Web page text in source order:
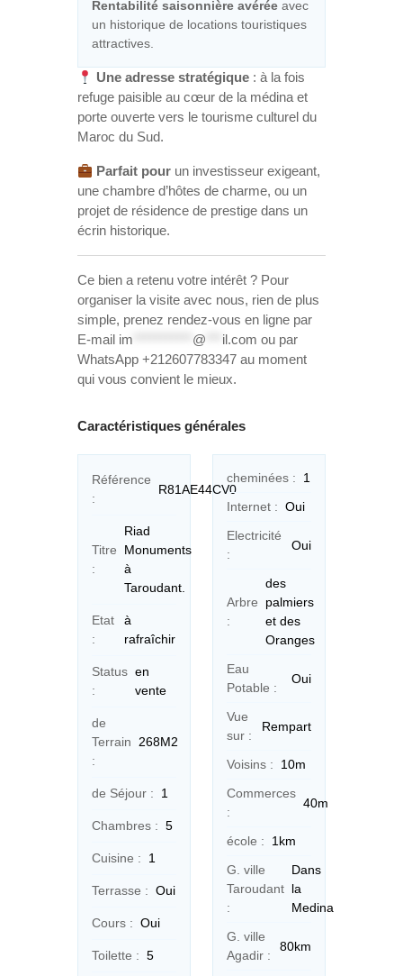
Rentabilité saisonnière avérée avec
un historique de locations touristiques
attractives.
Une adresse stratégique : à la fois
refuge paisible au cœur de la médina et
porte ouverte vers le tourisme culturel du
Maroc du Sud.
Parfait pour un investisseur exigeant,
une chambre d’hôtes de charme, ou un
projet de résidence de prestige dans un
écrin historique.
Ce bien a retenu votre intérêt ? Pour
organiser la visite avec nous, rien de plus
simple, prenez rendez-vous en ligne par
E-mail im @ il.com ou par
WhatsApp +212607783347 au moment
qui vous convient le mieux.
Caractéristiques générales
Référence
:
R81AE44CV0
Titre
:
Riad
Monuments
à
Taroudant.
Etat
:
à
rafraîchir
Status
:
en
vente
de
Terrain
:
268M2
de Séjour : 1
Chambres : 5
Cuisine : 1
Terrasse : Oui
Cours : Oui
Toilette : 5
cheminées :
1
Internet : Oui
Electricité
:
Oui
Arbre
:
des
palmiers
et des
Oranges
Eau
Potable :
Oui
Vue
sur :
Rempart
Voisins :
10m
Commerces
:
40m
école :
1km
G. ville
Taroudant
:
Dans
la
Medina
G. ville
Agadir :
80km